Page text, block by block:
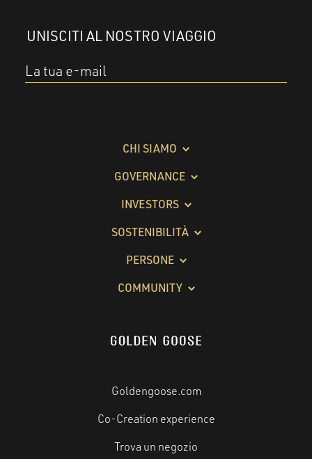
UNISCITI AL NOSTRO VIAGGIO
La tua e-mail
Goldengoose.com
Co-Creation experience
Trova un negozio
CHI SIAMO
GOVERNANCE
INVESTORS
SOSTENIBILITÀ
PERSONE
COMMUNITY